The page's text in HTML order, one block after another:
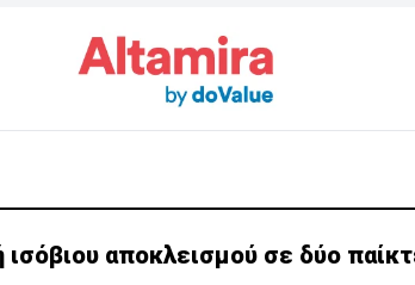
ισόβιου αποκλεισμού σε δύο